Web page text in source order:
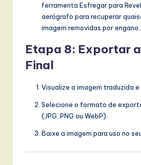
ferramenta Esfregar para
aerógrafo para recuperar
imagem removidas por engano.
Etapa 8: Exportar
Final
Visualize a imagem traduzida e
Selecione o formato de
(JPG, PNG ou WebP).
Baixe a imagem para uso no